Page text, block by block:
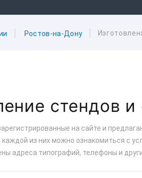
Ростов-на-Дону
стендов
на сайте и
из них можно ознакомиться с
адреса типографий, телефоны и